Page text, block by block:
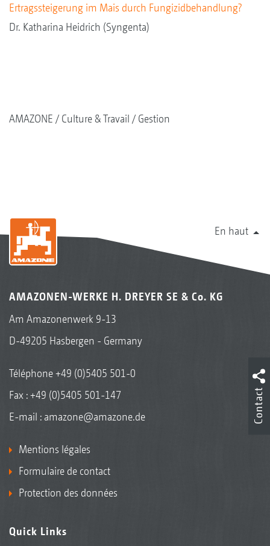
Ertragssteigerung im Mais durch Fungizidbehandlung?
Dr. Katharina Heidrich (Syngenta)
AMAZONE Culture & Travail Gestion
En haut
AMAZONEN-WERKE H. DREYER SE & Co. KG
Am Amazonenwerk 9-13
D-49205 Hasbergen - Germany
Téléphone+49 (0)5405 501-0
Fax : +49 (0)5405 501-147
E-mail : amazone@amazone.de
Mentions légales
Formulaire de contact
Protection des données
Quick Links
Contact